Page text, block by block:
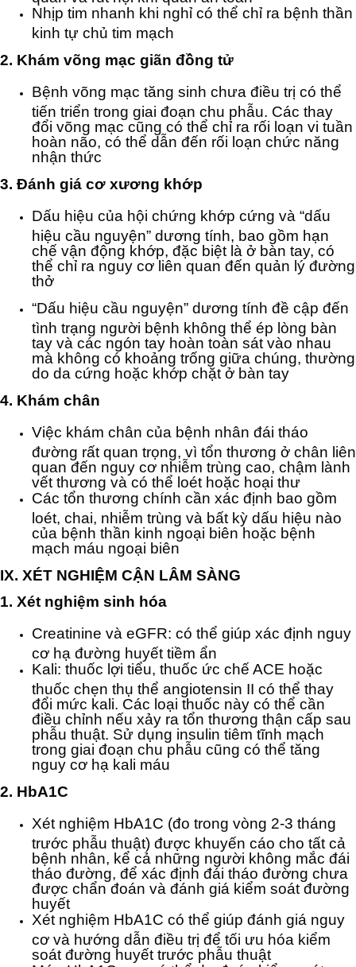
Nhịp tim nhanh khi nghỉ có thể chỉ ra bệnh thần
kinh tự chủ tim mạch
2. Khám võng mạc giãn đồng tử
Bệnh võng mạc tăng sinh chưa điều trị có thể
tiến triển trong giai đoạn chu phẫu. Các thay
đổi võng mạc cũng có thể chỉ ra rối loạn vi tuần
hoàn não, có thể dẫn đến rối loạn chức năng
nhận thức
3. Đánh giá cơ xương khớp
Dấu hiệu của hội chứng khớp cứng và “dấu
hiệu cầu nguyện” dương tính, bao gồm hạn
chế vận động khớp, đặc biệt là ở bàn tay, có
thể chỉ ra nguy cơ liên quan đến quản lý đường
thở
“Dấu hiệu cầu nguyện” dương tính đề cập đến
tình trạng người bệnh không thể ép lòng bàn
tay và các ngón tay hoàn toàn sát vào nhau
mà không có khoảng trống giữa chúng, thường
do da cứng hoặc khớp chặt ở bàn tay
4. Khám chân
Việc khám chân của bệnh nhân đái tháo
đường rất quan trọng, vì tổn thương ở chân liên
quan đến nguy cơ nhiễm trùng cao, chậm lành
vết thương và có thể loét hoặc hoại thư
Các tổn thương chính cần xác định bao gồm
loét, chai, nhiễm trùng và bất kỳ dấu hiệu nào
của bệnh thần kinh ngoại biên hoặc bệnh
mạch máu ngoại biên
IX. XÉT NGHIỆM CẬN LÂM SÀNG
1. Xét nghiệm sinh hóa
Creatinine và eGFR: có thể giúp xác định nguy
cơ hạ đường huyết tiềm ẩn
Kali: thuốc lợi tiểu, thuốc ức chế ACE hoặc
thuốc chẹn thụ thể angiotensin II có thể thay
đổi mức kali. Các loại thuốc này có thể cần
điều chỉnh nếu xảy ra tổn thương thận cấp sau
phẫu thuật. Sử dụng insulin tiêm tĩnh mạch
trong giai đoạn chu phẫu cũng có thể tăng
nguy cơ hạ kali máu
2. HbA1C
Xét nghiệm HbA1C (đo trong vòng 2-3 tháng
trước phẫu thuật) được khuyến cáo cho tất cả
bệnh nhân, kể cả những người không mắc đái
tháo đường, để xác định đái tháo đường chưa
được chẩn đoán và đánh giá kiểm soát đường
huyết
Xét nghiệm HbA1C có thể giúp đánh giá nguy
cơ và hướng dẫn điều trị để tối ưu hóa kiểm
soát đường huyết trước phẫu thuật